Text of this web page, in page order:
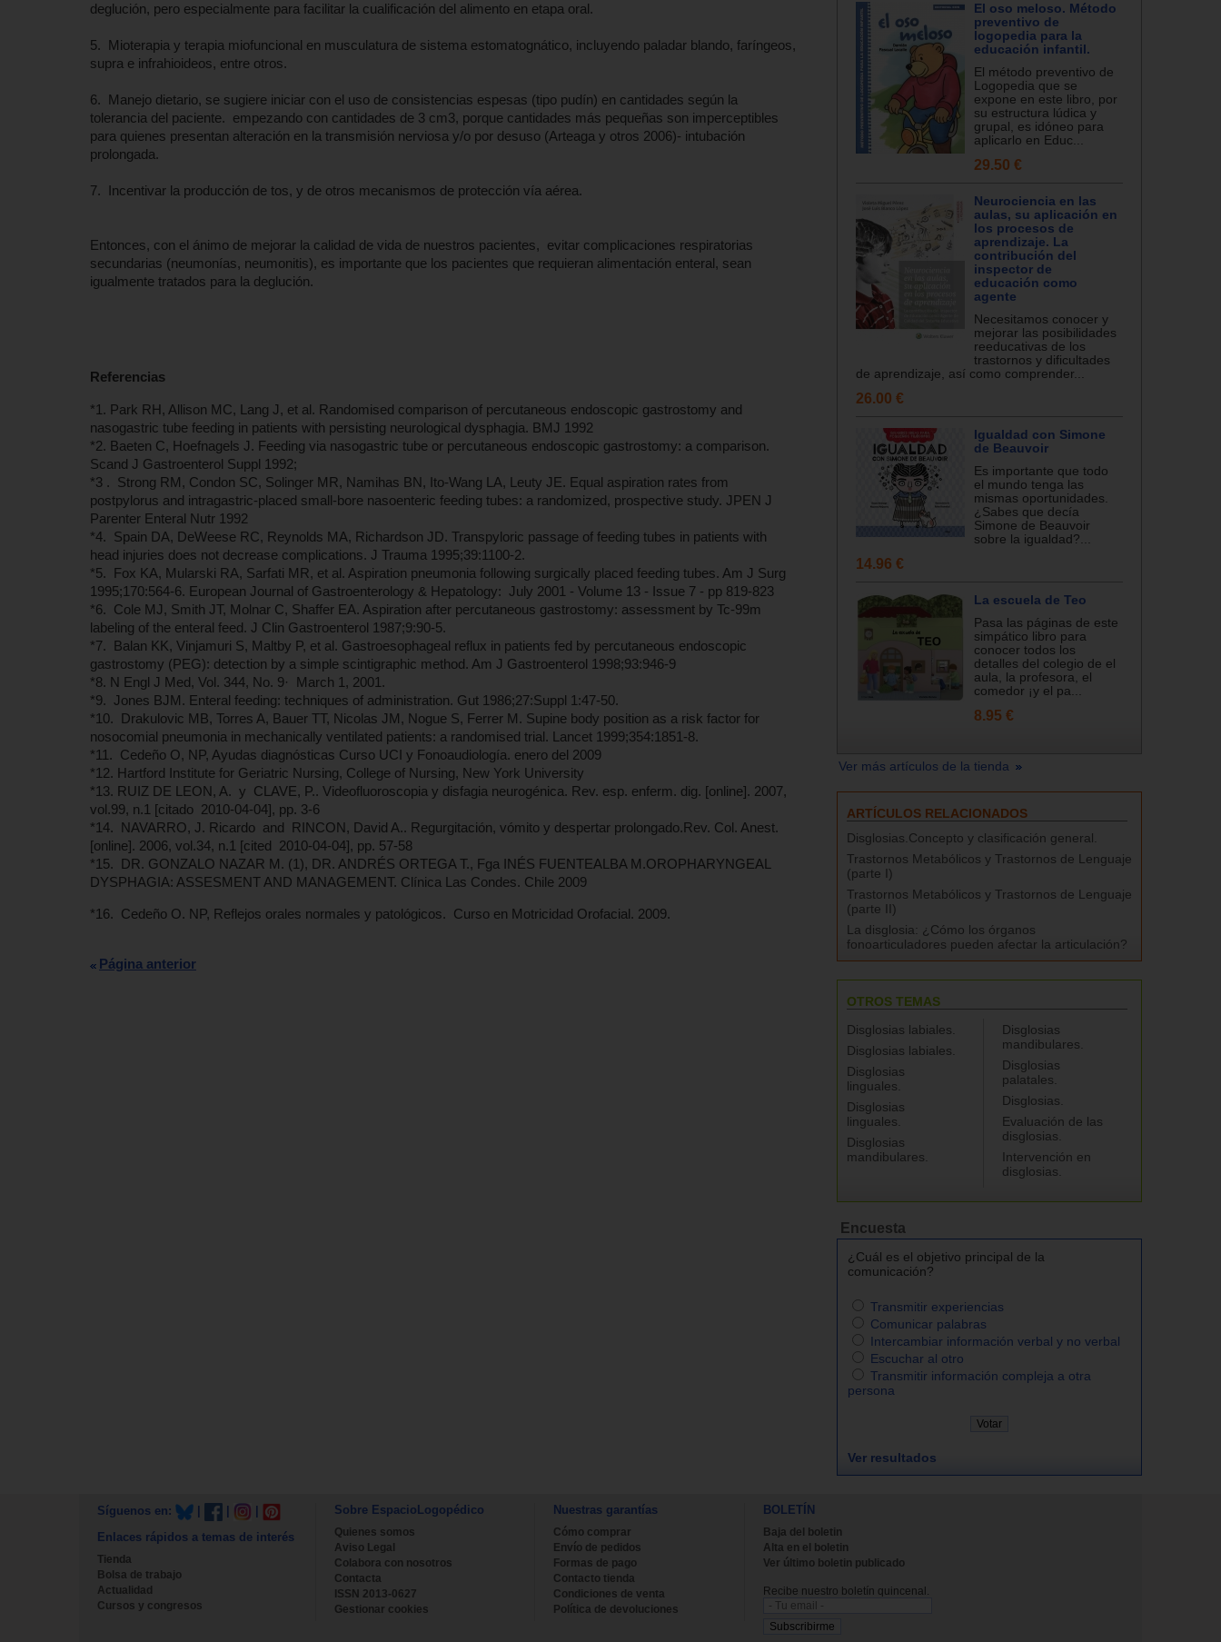
deglución, pero especialmente para facilitar la cualificación del alimento en etapa oral.
5. Mioterapia y terapia miofuncional en musculatura de sistema estomatognático, incluyendo paladar blando, faríngeos,
supra e infrahioideos, entre otros.
6. Manejo dietario, se sugiere iniciar con el uso de consistencias espesas (tipo pudín) en cantidades según la
tolerancia del paciente. empezando con cantidades de 3 cm3, porque cantidades más pequeñas son imperceptibles
para quienes presentan alteración en la transmisión nerviosa y/o por desuso (Arteaga y otros 2006)- intubación
prolongada.
7. Incentivar la producción de tos, y de otros mecanismos de protección vía aérea.
Entonces, con el ánimo de mejorar la calidad de vida de nuestros pacientes, evitar complicaciones respiratorias
secundarias (neumonías, neumonitis), es importante que los pacientes que requieran alimentación enteral, sean
igualmente tratados para la deglución.
Referencias
*1. Park RH, Allison MC, Lang J, et al. Randomised comparison of percutaneous endoscopic gastrostomy and
nasogastric tube feeding in patients with persisting neurological dysphagia. BMJ 1992
*2. Baeten C, Hoefnagels J. Feeding via nasogastric tube or percutaneous endoscopic gastrostomy: a comparison.
Scand J Gastroenterol Suppl 1992;
*3 . Strong RM, Condon SC, Solinger MR, Namihas BN, Ito-Wang LA, Leuty JE. Equal aspiration rates from
postpylorus and intragastric-placed small-bore nasoenteric feeding tubes: a randomized, prospective study. JPEN J
Parenter Enteral Nutr 1992
*4. Spain DA, DeWeese RC, Reynolds MA, Richardson JD. Transpyloric passage of feeding tubes in patients with
head injuries does not decrease complications. J Trauma 1995;39:1100-2.
*5. Fox KA, Mularski RA, Sarfati MR, et al. Aspiration pneumonia following surgically placed feeding tubes. Am J Surg
1995;170:564-6. European Journal of Gastroenterology & Hepatology: July 2001 - Volume 13 - Issue 7 - pp 819-823
*6. Cole MJ, Smith JT, Molnar C, Shaffer EA. Aspiration after percutaneous gastrostomy: assessment by Tc-99m
labeling of the enteral feed. J Clin Gastroenterol 1987;9:90-5.
*7. Balan KK, Vinjamuri S, Maltby P, et al. Gastroesophageal reflux in patients fed by percutaneous endoscopic
gastrostomy (PEG): detection by a simple scintigraphic method. Am J Gastroenterol 1998;93:946-9
*8. N Engl J Med, Vol. 344, No. 9· March 1, 2001.
*9. Jones BJM. Enteral feeding: techniques of administration. Gut 1986;27:Suppl 1:47-50.
*10. Drakulovic MB, Torres A, Bauer TT, Nicolas JM, Nogue S, Ferrer M. Supine body position as a risk factor for
nosocomial pneumonia in mechanically ventilated patients: a randomised trial. Lancet 1999;354:1851-8.
*11. Cedeño O, NP, Ayudas diagnósticas Curso UCI y Fonoaudiología. enero del 2009
*12. Hartford Institute for Geriatric Nursing, College of Nursing, New York University
*13. RUIZ DE LEON, A. y CLAVE, P.. Videofluoroscopia y disfagia neurogénica. Rev. esp. enferm. dig. [online]. 2007,
vol.99, n.1 [citado 2010-04-04], pp. 3-6
*14. NAVARRO, J. Ricardo and RINCON, David A.. Regurgitación, vómito y despertar prolongado.Rev. Col. Anest.
[online]. 2006, vol.34, n.1 [cited 2010-04-04], pp. 57-58
*15. DR. GONZALO NAZAR M. (1), DR. ANDRÉS ORTEGA T., Fga INÉS FUENTEALBA M.OROPHARYNGEAL
DYSPHAGIA: ASSESMENT AND MANAGEMENT. Clínica Las Condes. Chile 2009
*16. Cedeño O. NP, Reflejos orales normales y patológicos. Curso en Motricidad Orofacial. 2009.
Página anterior
El oso meloso. Método
preventivo de
logopedia para la
educación infantil.
El método preventivo de
Logopedia que se
expone en este libro, por
su estructura lúdica y
grupal, es idóneo para
aplicarlo en Educ...
29.50 €
Neurociencia en las
aulas, su aplicación en
los procesos de
aprendizaje. La
contribución del
inspector de
educación como
agente
Necesitamos conocer y
mejorar las posibilidades
reeducativas de los
trastornos y dificultades
de aprendizaje, así como comprender...
26.00 €
Igualdad con Simone
de Beauvoir
Es importante que todo
el mundo tenga las
mismas oportunidades.
¿Sabes que decía
Simone de Beauvoir
sobre la igualdad?...
14.96 €
La escuela de Teo
Pasa las páginas de este
simpático libro para
conocer todos los
detalles del colegio de el
aula, la profesora, el
comedor ¡y el pa...
8.95 €
Ver más artículos de la tienda
ARTÍCULOS RELACIONADOS
Disglosias.Concepto y clasificación general.
Trastornos Metabólicos y Trastornos de Lenguaje
(parte I)
Trastornos Metabólicos y Trastornos de Lenguaje
(parte II)
La disglosia: ¿Cómo los órganos
fonoarticuladores pueden afectar la articulación?
OTROS TEMAS
Disglosias labiales.
Disglosias labiales.
Disglosias
linguales.
Disglosias
linguales.
Disglosias
mandibulares.
Disglosias
mandibulares.
Disglosias
palatales.
Disglosias.
Evaluación de las
disglosias.
Intervención en
disglosias.
Encuesta
¿Cuál es el objetivo principal de la
comunicación?
Transmitir experiencias
Comunicar palabras
Intercambiar información verbal y no verbal
Escuchar al otro
Transmitir información compleja a otra
persona
Ver resultados
Síguenos en:
Enlaces rápidos a temas de interés
Tienda
Bolsa de trabajo
Actualidad
Cursos y congresos
Sobre EspacioLogopédico
Quienes somos
Aviso Legal
Colabora con nosotros
Contacta
ISSN 2013-0627
Gestionar cookies
Nuestras garantías
Cómo comprar
Envío de pedidos
Formas de pago
Contacto tienda
Condiciones de venta
Política de devoluciones
BOLETÍN
Baja del boletin
Alta en el boletin
Ver último boletin publicado
Recibe nuestro boletín quincenal.